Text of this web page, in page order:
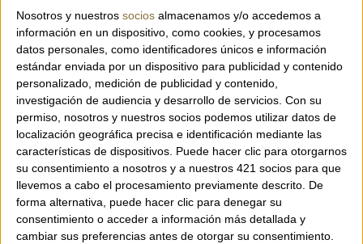
Nosotros y nuestros socios almacenamos y/o accedemos a
información en un dispositivo, como cookies, y procesamos
datos personales, como identificadores únicos e información
estándar enviada por un dispositivo para publicidad y contenido
personalizado, medición de publicidad y contenido,
investigación de audiencia y desarrollo de servicios. Con su
permiso, nosotros y nuestros socios podemos utilizar datos de
localización geográfica precisa e identificación mediante las
características de dispositivos. Puede hacer clic para otorgarnos
su consentimiento a nosotros y a nuestros 421 socios para que
llevemos a cabo el procesamiento previamente descrito. De
forma alternativa, puede hacer clic para denegar su
consentimiento o acceder a información más detallada y
cambiar sus preferencias antes de otorgar su consentimiento.
Bag from the Italian brand Plinio Visona'.
100% Made in Italy.
Double long handle.
Interior pocket with zipper closure.
Zipper closure.
Includes an adjustable and detachable
leather strap to wear as a crossbody.
Made of ultra-lightnappaleather.
Dimensions: 32 x 13 x 10 cm.